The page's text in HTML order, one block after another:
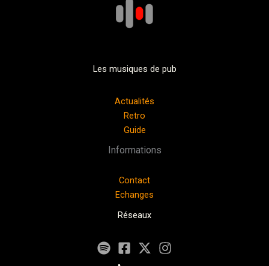
Les musiques de pub
Actualités
Retro
Guide
Informations
Contact
Echanges
Réseaux